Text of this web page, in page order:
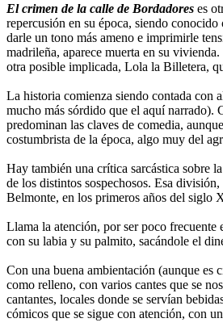
El crimen de la calle de Bordadores es
repercusión en su época, siendo
darle un tono más ameno e imprimirle
madrileña, aparece muerta en su
otra posible implicada, Lola la Billetera,
La historia comienza siendo contada con
mucho más sórdido que el aquí narrado).
predominan las claves de comedia,
costumbrista de la época, algo muy del
Hay también una crítica sarcástica sobre
de los distintos sospechosos. Esa
Belmonte, en los primeros años del siglo
Llama la atención, por ser poco
con su labia y su palmito, sacándole el
Con una buena ambientación (aunque es
como relleno, con varios cantes que se
cantantes, locales donde se servían
cómicos que se sigue con atención, con